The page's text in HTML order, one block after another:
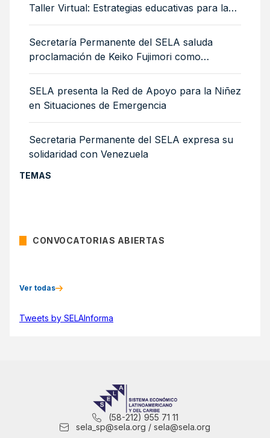
Taller Virtual: Estrategias educativas para la
integración de mujeres y niñas migrantes
Secretaría Permanente del SELA saluda
proclamación de Keiko Fujimori como
Presidenta de Perú
SELA presenta la Red de Apoyo para la Niñez
en Situaciones de Emergencia
Secretaria Permanente del SELA expresa su
solidaridad con Venezuela
TEMAS
CONVOCATORIAS ABIERTAS
Ver todas
Tweets by SELAInforma
(58-212) 955 71 11
sela_sp@sela.org / sela@sela.org